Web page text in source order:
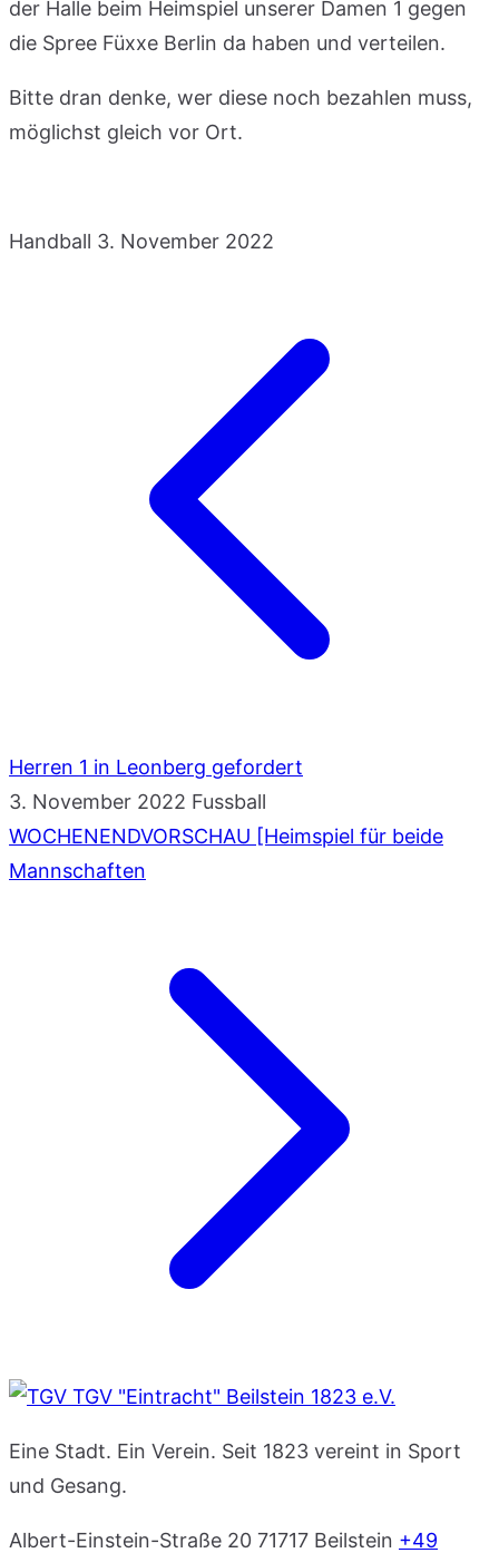
der Halle beim Heimspiel unserer Damen 1 gegen
die Spree Füxxe Berlin da haben und verteilen.
Bitte dran denke, wer diese noch bezahlen muss,
möglichst gleich vor Ort.
Handball 3. November 2022
Herren 1 in Leonberg gefordert
3. November 2022 Fussball
WOCHENENDVORSCHAU [Heimspiel für beide
Mannschaften
TGV "Eintracht" Beilstein 1823 e.V.
Eine Stadt. Ein Verein. Seit 1823 vereint in Sport
und Gesang.
Albert-Einstein-Straße 20 71717 Beilstein +49